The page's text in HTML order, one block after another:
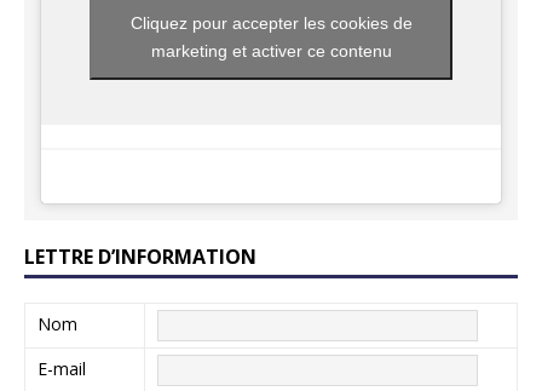
Cliquez pour accepter les cookies de
marketing et activer ce contenu
LETTRE D’INFORMATION
Nom
E-mail